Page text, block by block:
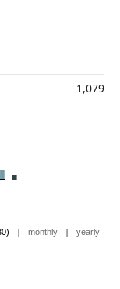
1,079
| monthly | yearly